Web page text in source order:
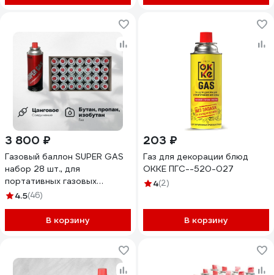
3 800 ₽
Газовый баллон SUPER GAS
набор 28 шт., для
портативных газовых
приборов, всесезонный,
арт. 2711139728
4.5(46)
В корзину
203 ₽
Газ для декорации блюд
OKKE ПГС--520-027
4(2)
В корзину